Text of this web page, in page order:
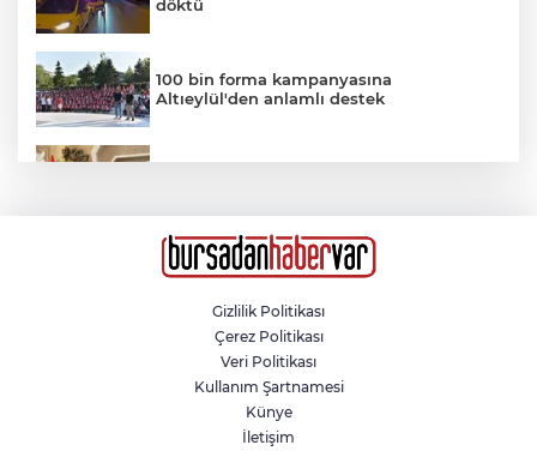
döktü
100 bin forma kampanyasına
Altıeylül'den anlamlı destek
Eskişehir’de kaza sonrası güvenlik
Yeni aldığı motosikletle kaza yapan genç
hayatını kaybetti: O anlar kamerada
Gizlilik Politikası
Çerez Politikası
Veri Politikası
Kullanım Şartnamesi
Künye
İletişim